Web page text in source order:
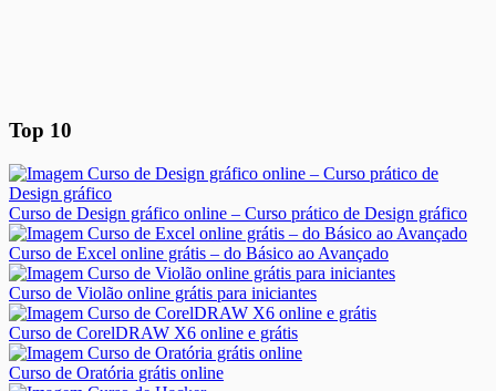
Top 10
Curso de Design gráfico online – Curso prático de Design gráfico
Curso de Excel online grátis – do Básico ao Avançado
Curso de Violão online grátis para iniciantes
Curso de CorelDRAW X6 online e grátis
Curso de Oratória grátis online